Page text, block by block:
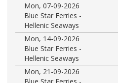
Mon, 07-09-2026
Blue Star Ferries -
Hellenic Seaways
Mon, 14-09-2026
Blue Star Ferries -
Hellenic Seaways
Mon, 21-09-2026